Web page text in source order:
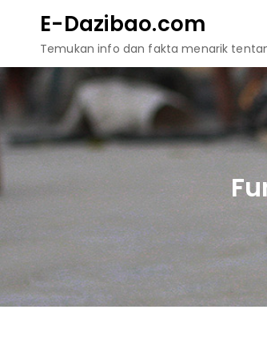
content
E-Dazibao.com
Temukan info dan fakta menarik